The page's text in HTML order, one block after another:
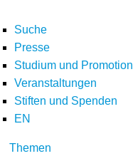
Suche
Presse
Studium und Promotion
Veranstaltungen
Stiften und Spenden
EN
Themen